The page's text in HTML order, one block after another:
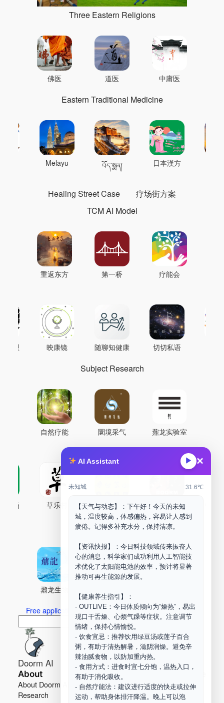
AI Assistant ▶ ×
未知城 31.6℃
【天气与动态】：下午好！今天的未知
城，温度较高，体感偏热，容易让人感到
疲倦。记得多补充水分，保持清凉。
【资讯快报】：今日科技领域传来振奋人
心的消息，科学家们成功利用人工智能技
术优化了太阳能电池的效率，预计将显著
推动可再生能源的发展。
【健康养生指引】：
- OUTLIVE：今日体质倾向为“燥热”，易出
现口干舌燥、心烦气躁等症状。注意调节
情绪，保持心情愉悦。
- 饮食宜忌：推荐饮用绿豆汤或莲子百合
粥，有助于清热解暑，滋阴润燥。避免辛
辣油腻食物，以防加重内热。
- 食用方式：进食时宜七分饱，温热入口，
有助于消化吸收。
- 自然疗能法：建议进行适度的快走或拉伸
运动，帮助身体排汗降温。晚上可以泡
Three Eastern Religions
佛医 道医 中庸医
Eastern Traditional Medicine
Melayu བོད་སྨན། 日本漢方
Healing Street Case
疗场街方案
TCM AI Model
重返东方 第一桥 疗能会
模型 映康镜 随聊知健康 切切私语
Subject Research
自然疗能 圜境采气 鼐龙实验室
药场 草乐村 中药剂合成 DOORM
Maker Space
鼐龙生物
Free application for “Healing Association Membership”
索
Search
Doorm AI
About
About Doorm AI
Research
Privacy
Terms